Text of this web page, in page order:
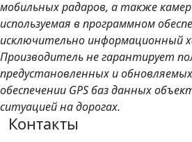
мобильных радаров, а также
используемая в программном
исключительно информационный
Производитель не гарантирует
предустановленных и
обеспечении GPS баз данных
ситуацией на дорогах.
Контакты